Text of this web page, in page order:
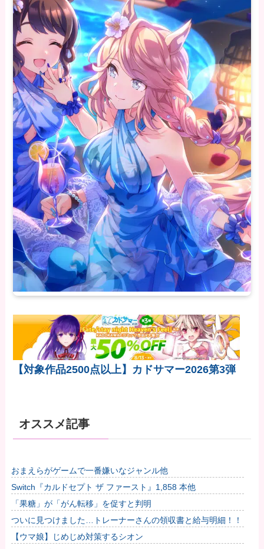
【対象作品2500点以上】カドサマー2026第3弾
オススメ記事
おまえらがゲームで一番嫌いなジャンル他
Switch『カルドセプト ザ ファースト』1,858 本他
「果糖」が「がん転移」を促すと判明
ついに見つけました…トレーナーさんの領収書と給与明細！！
【ウマ娘】じめじめ対策するシオン